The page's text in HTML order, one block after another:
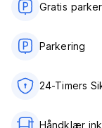
No age
Pets are not
Gratis
Parkering
24-Timers
Håndklær